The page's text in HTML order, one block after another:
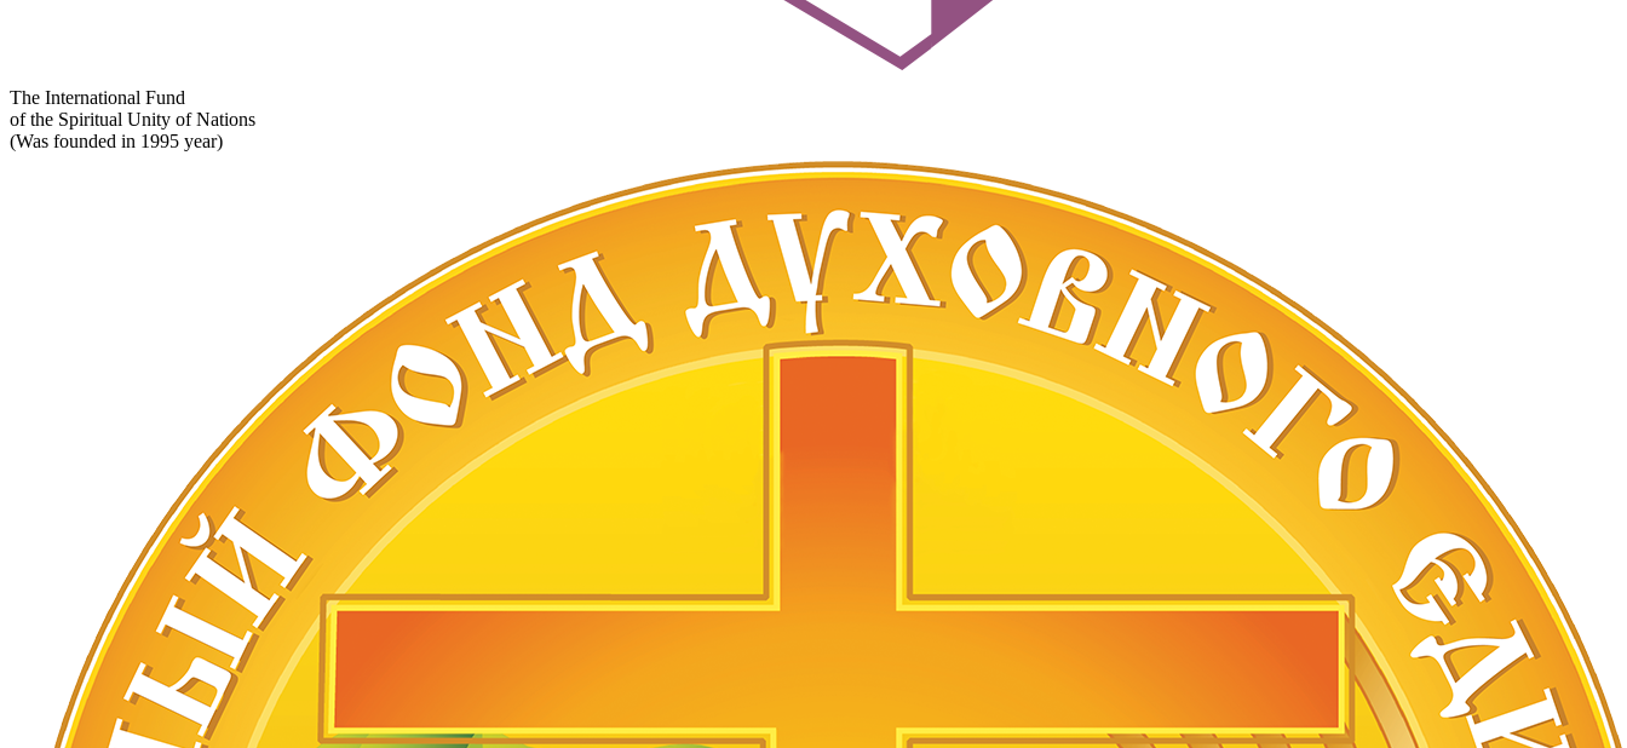
The International Fund
of the Spiritual Unity of Nations
(Was founded in 1995 year)